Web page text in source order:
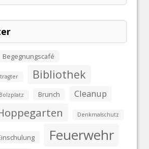
Begegnungscafé
Bibliothek
Bolzplatz Brunch Cleanup
Denkmalschutz
Feuerwehr